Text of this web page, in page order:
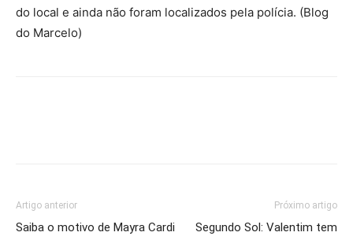
do local e ainda não foram localizados pela polícia. (Blog
do Marcelo)
Artigo anterior
Saiba o motivo de Mayra Cardi
Próximo artigo
Segundo Sol: Valentim tem